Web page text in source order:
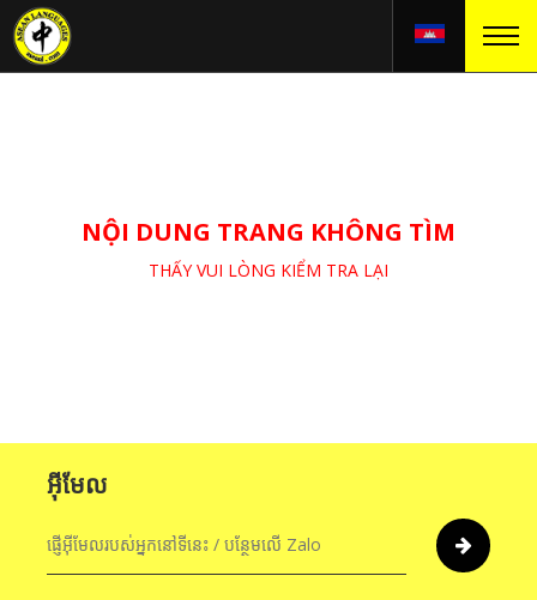
NỘI DUNG TRANG KHÔNG TÌM
THẤY VUI LÒNG KIỂM TRA LẠI
អ៊ីមែល